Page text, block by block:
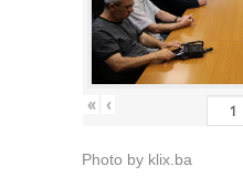
« ‹
Photo by klix.ba